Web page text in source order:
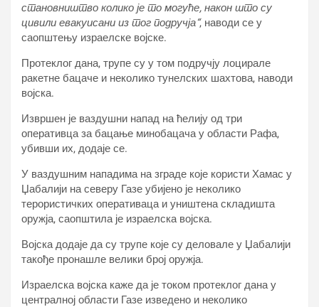
становништво колико је то могуће, након што су
цивили евакуисани из тог подручја“, наводи се у
саопштењу израелске војске.
Протеклог дана, трупе су у том подручју лоцирале
ракетне бацаче и неколико тунелских шахтова, наводи
војска.
Извршен је ваздушни напад на ћелију од три
оперативца за бацање минобацача у области Рафа,
убивши их, додаје се.
У ваздушним нападима на зграде које користи Хамас у
Џабалији на северу Газе убијено је неколико
терористичких оперативаца и уништена складишта
оружја, саопштила је израелска војска.
Војска додаје да су трупе које су деловале у Џабалији
такође пронашле велики број оружја.
Израелска војска каже да је током протеклог дана у
централној области Газе изведено и неколико